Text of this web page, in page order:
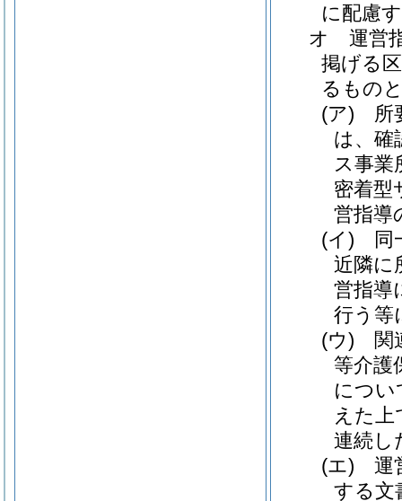
に配慮
オ
運営
掲げる
るもの
(ア)
所
は、確
ス事業
密着型
営指導
(イ)
同
近隣に
営指導
行う等
(ウ)
関
等介護
につい
えた
連続し
(エ)
運
する文